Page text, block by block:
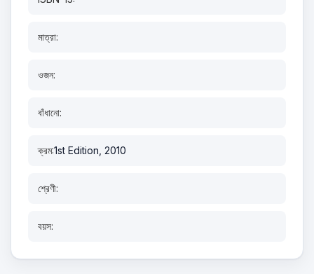
মাত্রা:
ওজন:
বাঁধানো:
ক্রম:1st Edition, 2010
শ্রেণী:
বয়স: